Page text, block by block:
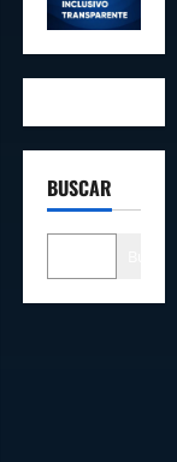
BUSCAR